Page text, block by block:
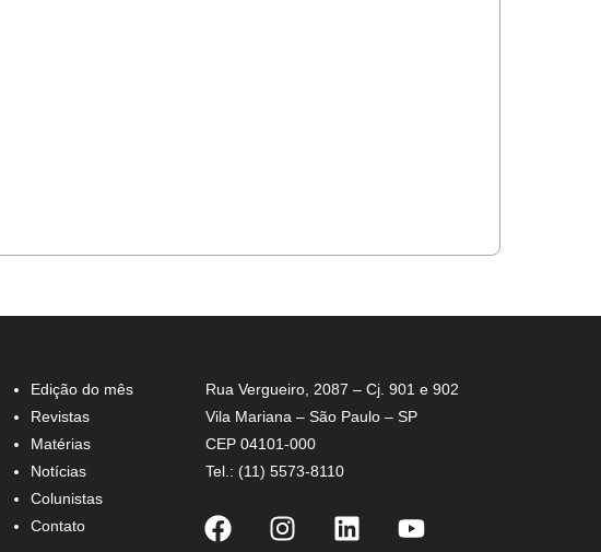
Edição do mês
Revistas
Matérias
Notícias
Colunistas
Contato
Rua Vergueiro, 2087 – Cj. 901 e 902
Vila Mariana – São Paulo – SP
CEP 04101-000
Tel.: (11) 5573-8110